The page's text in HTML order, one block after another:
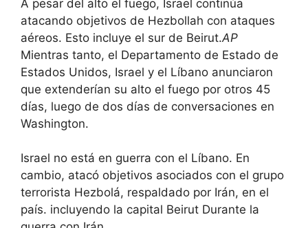
A pesar del alto el fuego, Israel continúa
atacando objetivos de Hezbollah con ataques
aéreos. Esto incluye el sur de Beirut.AP
Mientras tanto, el Departamento de Estado de
Estados Unidos, Israel y el Líbano anunciaron
que extenderían su alto el fuego por otros 45
días, luego de dos días de conversaciones en
Washington.
Israel no está en guerra con el Líbano. En
cambio, atacó objetivos asociados con el grupo
terrorista Hezbolá, respaldado por Irán, en el
país. incluyendo la capital Beirut Durante la